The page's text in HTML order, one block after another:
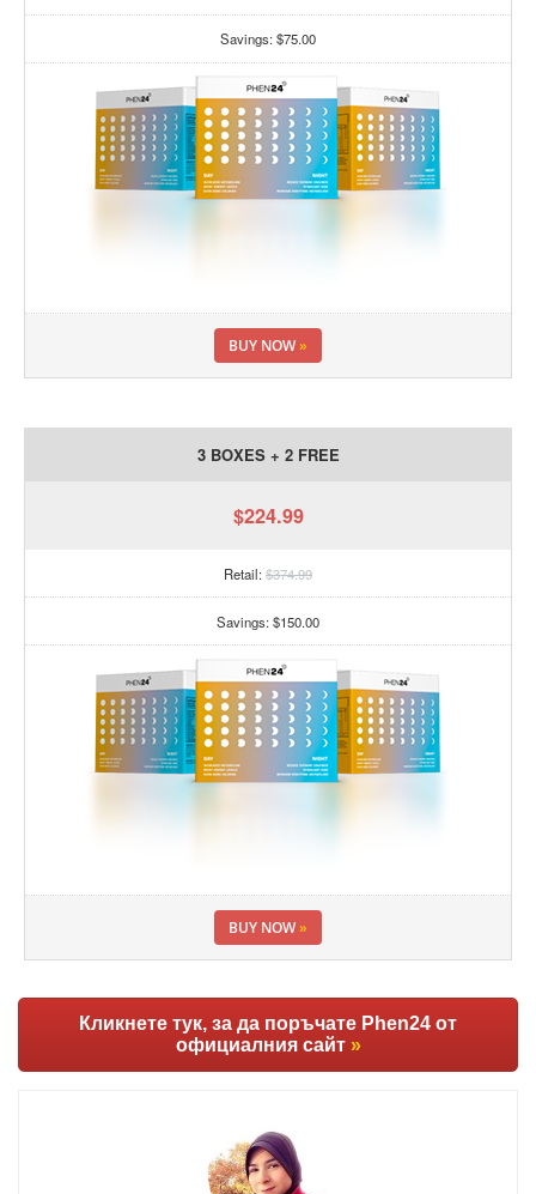
Savings: $75.00
BUY NOW»
3 BOXES + 2 FREE
$224.99
Retail:$374.99
Savings: $150.00
BUY NOW»
Кликнете тук, за да поръчате Phen24 от
официалния сайт »